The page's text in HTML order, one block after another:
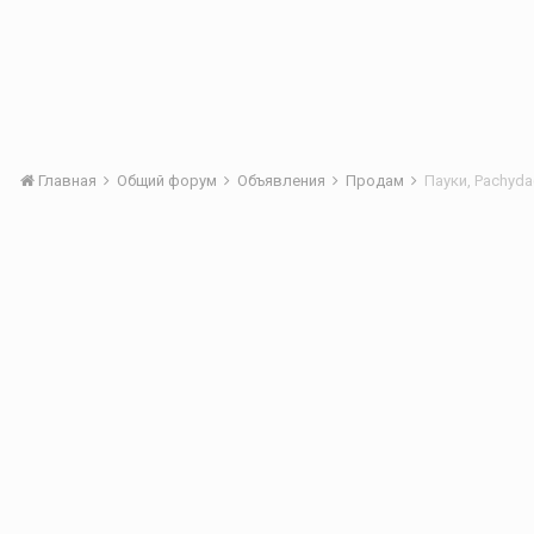
Главная Общий форум Объявления Продам Пауки,